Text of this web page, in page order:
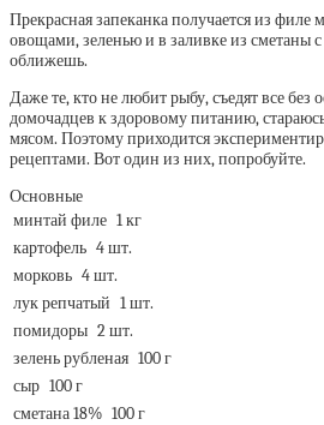
Прекрасная запеканка получается из филе
овощами, зеленью и в заливке из сметаны
оближешь.
Даже те, кто не любит рыбу, съедят все без
домочадцев к здоровому питанию,
мясом. Поэтому приходится
рецептами. Вот один из них, попробуйте.
Основные
минтай филе 1 кг
картофель 4 шт.
морковь 4 шт.
лук репчатый 1 шт.
помидоры 2 шт.
зелень рубленая 100 г
сыр 100 г
сметана 18% 100 г